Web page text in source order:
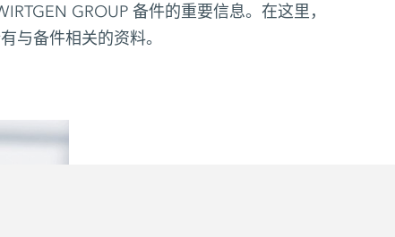
GROUP 备件的重要信息。在这里，
与备件相关的资料。